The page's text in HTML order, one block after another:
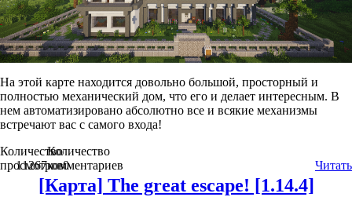
На этой карте находится довольно большой, просторный и
полностью механический дом, что его и делает интересным. В
нем автоматизировано абсолютно все и всякие механизмы
встречают вас с самого входа!
Количество
просмотров
11267
Количество
комментариев
0 Читать
[Карта] The great escape! [1.14.4]